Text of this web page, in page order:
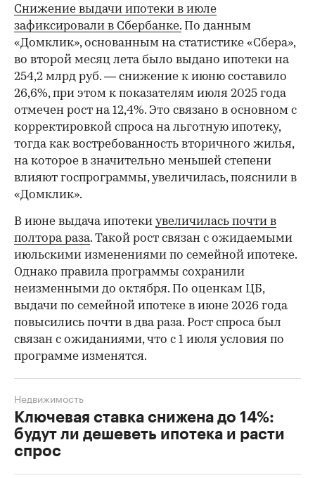
Снижение выдачи ипотеки в июле
зафиксировали в Сбербанке. По данным
«Домклик», основанным на статистике «Сбера»,
во второй месяц лета было выдано ипотеки на
254,2 млрд руб. — снижение к июню составило
26,6%, при этом к показателям июля 2025 года
отмечен рост на 12,4%. Это связано в основном с
корректировкой спроса на льготную ипотеку,
тогда как востребованность вторичного жилья,
на которое в значительно меньшей степени
влияют госпрограммы, увеличилась, пояснили в
«Домклик».
В июне выдача ипотеки увеличилась почти в
полтора раза. Такой рост связан с ожидаемыми
июльскими изменениями по семейной ипотеке.
Однако правила программы сохранили
неизменными до октября. По оценкам ЦБ,
выдачи по семейной ипотеке в июне 2026 года
повысились почти в два раза. Рост спроса был
связан с ожиданиями, что с 1 июля условия по
программе изменятся.
Ключевая ставка снижена до 14%:
будут ли дешеветь ипотека и расти
спрос
Недвижимость